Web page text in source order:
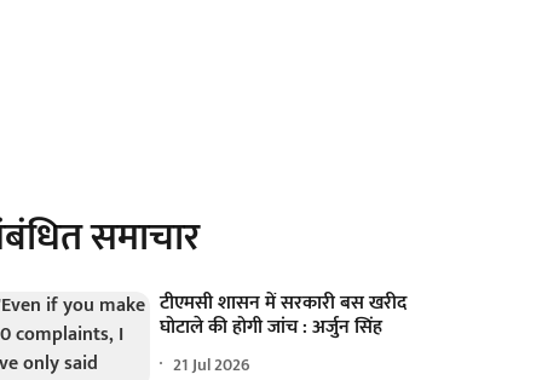
समाचार
टीएमसी शासन में सरकारी बस खरीद
घोटाले की होगी जांच : अर्जुन सिंह
21 Jul 2026